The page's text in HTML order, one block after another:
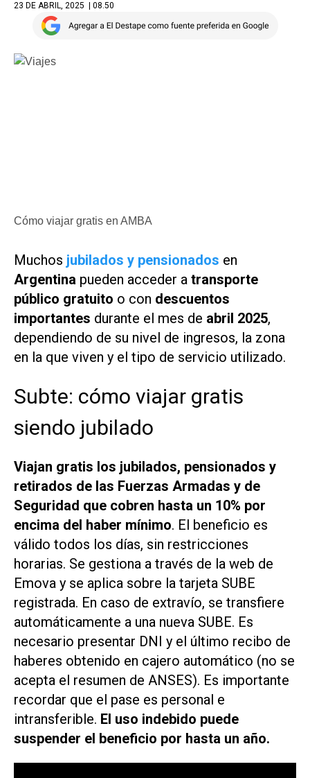
23 DE ABRIL, 2025 | 08.50
Cómo viajar gratis en AMBA
Muchos jubilados y pensionados en
Argentina pueden acceder a transporte
público gratuito o con descuentos
importantes durante el mes de abril 2025,
dependiendo de su nivel de ingresos, la zona
en la que viven y el tipo de servicio utilizado.
Subte: cómo viajar gratis
siendo jubilado
Viajan gratis los jubilados, pensionados y
retirados de las Fuerzas Armadas y de
Seguridad que cobren hasta un 10% por
encima del haber mínimo. El beneficio es
válido todos los días, sin restricciones
horarias. Se gestiona a través de la web de
Emova y se aplica sobre la tarjeta SUBE
registrada. En caso de extravío, se transfiere
automáticamente a una nueva SUBE. Es
necesario presentar DNI y el último recibo de
haberes obtenido en cajero automático (no se
acepta el resumen de ANSES). Es importante
recordar que el pase es personal e
intransferible. El uso indebido puede
suspender el beneficio por hasta un año.